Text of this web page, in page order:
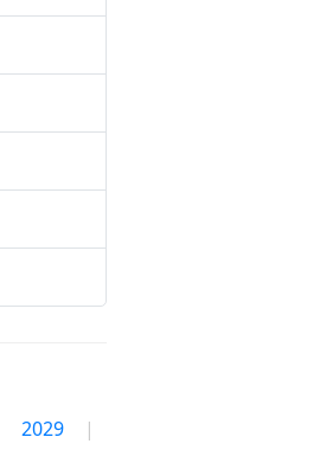
2029
|